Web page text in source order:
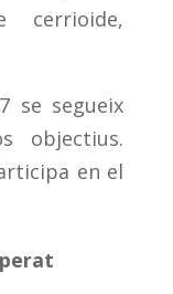
cerrioide,
se segueix
objectius.
en el